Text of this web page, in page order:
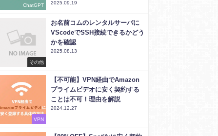
ChatGPT 2025.09.19
その他
お名前コムのレンタルサーバに
VScodeでSSH接続できるかどう
かを確認
2025.08.13
VPN
【不可能】VPN経由でAmazon
プライムビデオに安く契約する
ことは不可！理由を解説
2024.12.27